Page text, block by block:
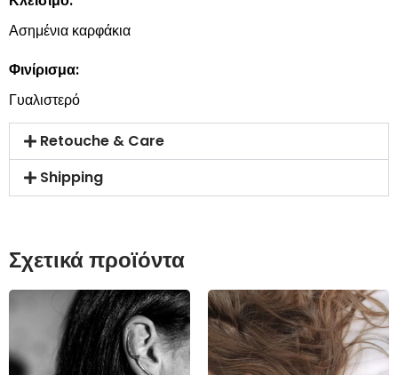
Ασημένια καρφάκια
Φινίρισμα:
Γυαλιστερό
Retouche & Care
Shipping
Σχετικά προϊόντα